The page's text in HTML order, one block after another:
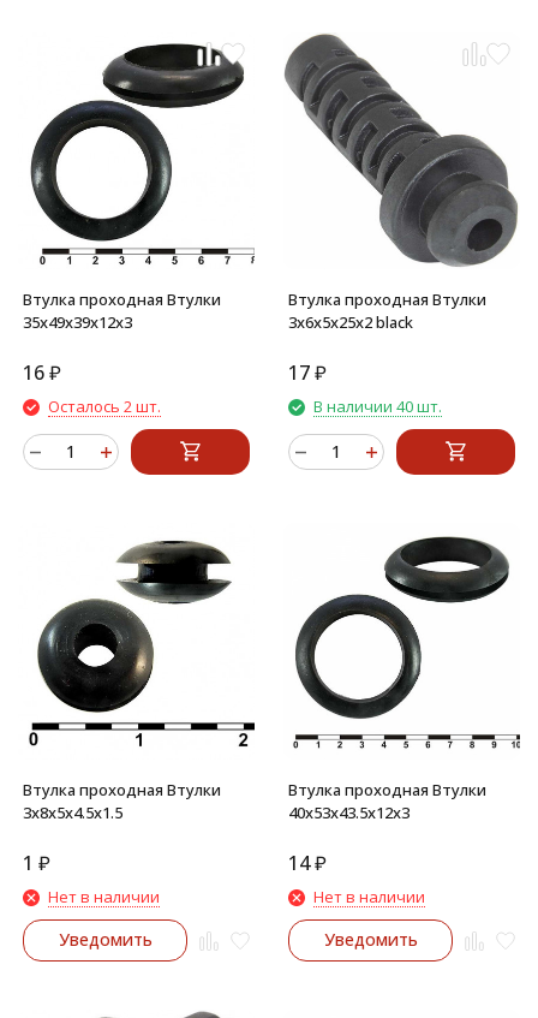
Втулка проходная Втулки
35х49х39х12х3
16₽
Осталось 2 шт.
Втулка проходная Втулки
3х6х5х25х2 black
17₽
В наличии 40 шт.
Втулка проходная Втулки
3х8х5х4.5х1.5
1 ₽
Нет в наличии
Уведомить
Втулка проходная Втулки
40х53х43.5х12х3
14₽
Нет в наличии
Уведомить